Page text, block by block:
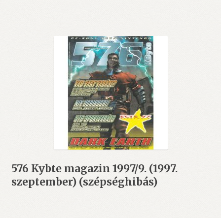
576 Kybte magazin 1997/9. (1997.
szeptember) (szépséghibás)